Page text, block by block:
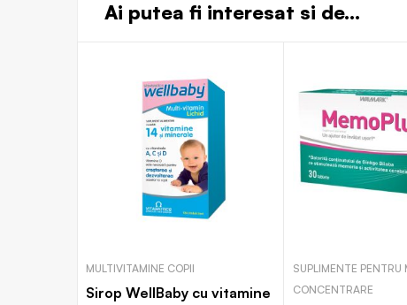
Ai putea fi interesat si de...
MULTIVITAMINE COPII
Sirop WellBaby cu vitamine
SUPLIMENTE PENTRU
CONCENTRARE